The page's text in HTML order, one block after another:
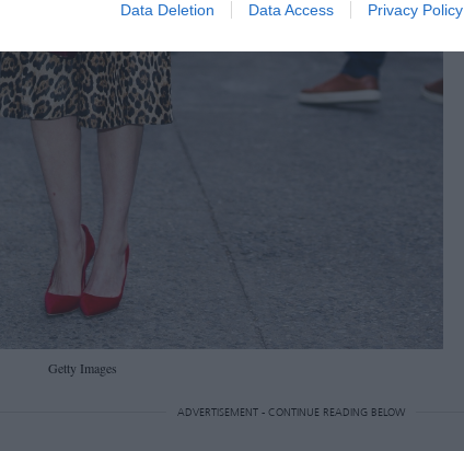
Data Deletion Data Access Privacy Policy
Getty Images
ADVERTISEMENT - CONTINUE READING BELOW